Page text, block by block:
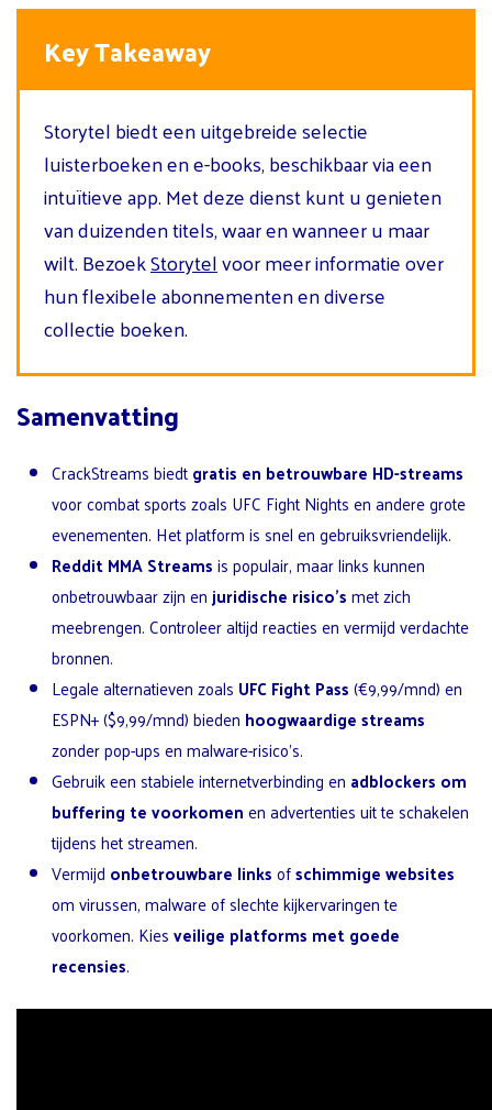
Key Takeaway
Storytel biedt een uitgebreide selectie
luisterboeken en e-books, beschikbaar via een
intuïtieve app. Met deze dienst kunt u genieten
van duizenden titels, waar en wanneer u maar
wilt. BezoekStorytelvoor meer informatie over
hun flexibele abonnementen en diverse
collectie boeken.
Samenvatting
CrackStreams biedtgratis en betrouwbare HD-streams
voor combat sports zoals UFC Fight Nights en andere grote
evenementen. Het platform is snel en gebruiksvriendelijk.
Reddit MMA Streamsis populair, maar links kunnen
onbetrouwbaar zijn enjuridische risico’smet zich
meebrengen. Controleer altijd reacties en vermijd verdachte
bronnen.
Legale alternatieven zoals UFC Fight Pass(€9,99/mnd) en
ESPN+ ($9,99/mnd) bieden hoogwaardige streams
zonder pop-ups en malware-risico’s.
Gebruik een stabiele internetverbinding en adblockers om
buffering te voorkomenen advertenties uit te schakelen
tijdens het streamen.
Vermijd onbetrouwbare linksofschimmige websites
om virussen, malware of slechte kijkervaringen te
voorkomen. Kiesveilige platforms met goede
recensies.